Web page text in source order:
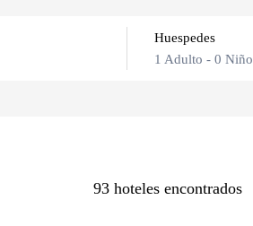
🌴 Península de Paria
🌴 Mérida
🌴 Canaima
Huespedes
1 Adulto -0 Niño
93 hoteles encontrados